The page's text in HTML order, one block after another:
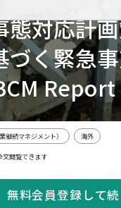
ィ経営支援
害福祉／子ども・児童
安全
態対応計
づく緊急
継続マネジメント） 海外
文閲覧できます
無料会員登録して